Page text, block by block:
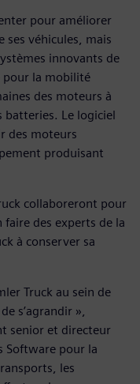
pour améliorer
ses véhicules, mais
innovants de
pour la mobilité
des moteurs à
batteries. Le logiciel
des moteurs
produisant
collaboreront pour
faire des experts de la
à conserver sa
Truck au sein de
s’agrandir »,
senior et directeur
Software pour la
les